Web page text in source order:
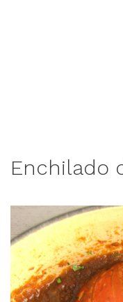
Enchilado